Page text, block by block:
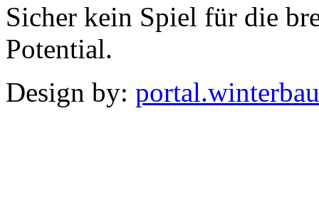
Sicher kein Spiel für die
Potential.
Design by: